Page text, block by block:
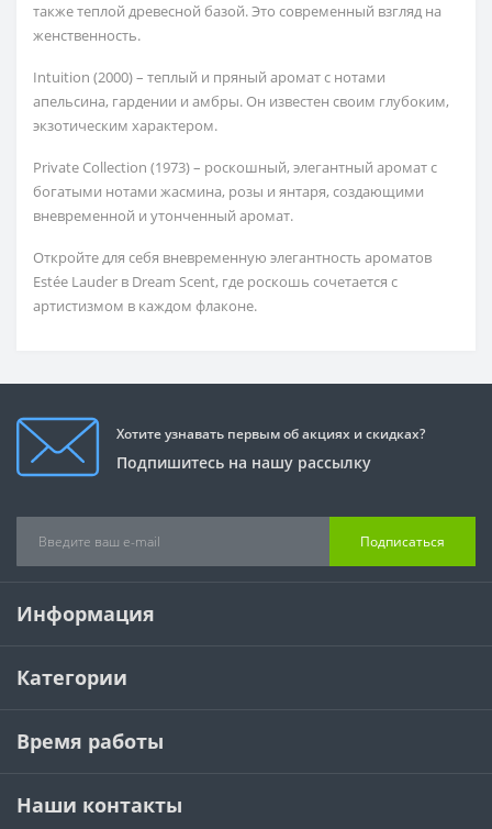
также теплой древесной базой. Это современный взгляд на
женственность.
Intuition (2000) – теплый и пряный аромат с нотами
апельсина, гардении и амбры. Он известен своим глубоким,
экзотическим характером.
Private Collection (1973) – роскошный, элегантный аромат с
богатыми нотами жасмина, розы и янтаря, создающими
вневременной и утонченный аромат.
Откройте для себя вневременную элегантность ароматов
Estée Lauder в Dream Scent, где роскошь сочетается с
артистизмом в каждом флаконе.
Хотите узнавать первым об акциях и скидках?
Подпишитесь на нашу рассылку
Подписаться
Информация
Категории
Время работы
Наши контакты